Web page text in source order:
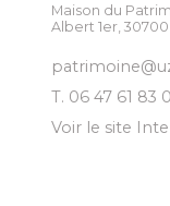
Maison du
Albert 1er,
T. 06 47 61 83
Voir le site